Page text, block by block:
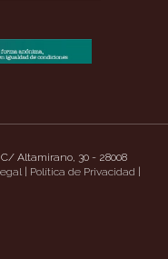
Altamirano, 30 - 28008
| Política de Privacidad